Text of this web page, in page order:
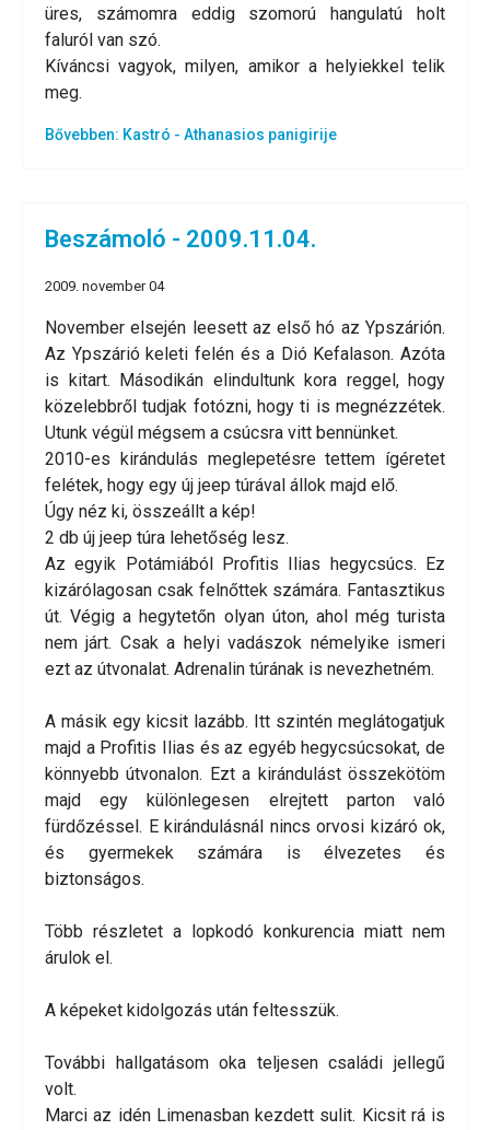
üres, számomra eddig szomorú hangulatú holt
faluról van szó.
Kíváncsi vagyok, milyen, amikor a helyiekkel telik
meg.
Bővebben: Kastró - Athanasios panigirije
Beszámoló - 2009.11.04.
2009. november 04
November elsején leesett az első hó az Ypszárión.
Az Ypszárió keleti felén és a Dió Kefalason. Azóta
is kitart. Másodikán elindultunk kora reggel, hogy
közelebbről tudjak fotózni, hogy ti is megnézzétek.
Utunk végül mégsem a csúcsra vitt bennünket.
2010-es kirándulás meglepetésre tettem ígéretet
felétek, hogy egy új jeep túrával állok majd elő.
Úgy néz ki, összeállt a kép!
2 db új jeep túra lehetőség lesz.
Az egyik Potámiából Profitis Ilias hegycsúcs. Ez
kizárólagosan csak felnőttek számára. Fantasztikus
út. Végig a hegytetőn olyan úton, ahol még turista
nem járt. Csak a helyi vadászok némelyike ismeri
ezt az útvonalat. Adrenalin túrának is nevezhetném.
A másik egy kicsit lazább. Itt szintén meglátogatjuk
majd a Profitis Ilias és az egyéb hegycsúcsokat, de
könnyebb útvonalon. Ezt a kirándulást összekötöm
majd egy különlegesen elrejtett parton való
fürdőzéssel. E kirándulásnál nincs orvosi kizáró ok,
és gyermekek számára is élvezetes és
biztonságos.
Több részletet a lopkodó konkurencia miatt nem
árulok el.
A képeket kidolgozás után feltesszük.
További hallgatásom oka teljesen családi jellegű
volt.
Marci az idén Limenasban kezdett sulit. Kicsit rá is